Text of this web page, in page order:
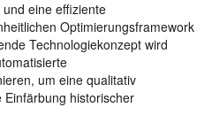
eine effiziente
Optimierungsframework
Technologiekonzept wird
um eine qualitativ
historischer